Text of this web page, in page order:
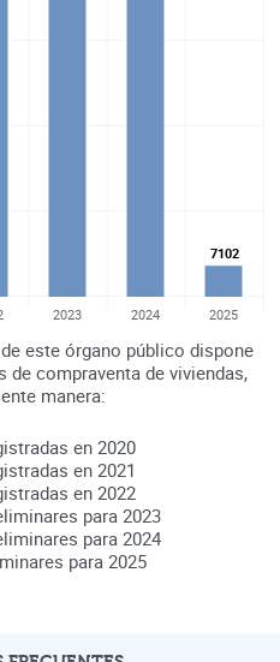
7102
7102
2023 2024 2025
este órgano público dispone
de compraventa de viviendas,
manera:
en2020
en2021
en2022
para 2023
para 2024
para 2025